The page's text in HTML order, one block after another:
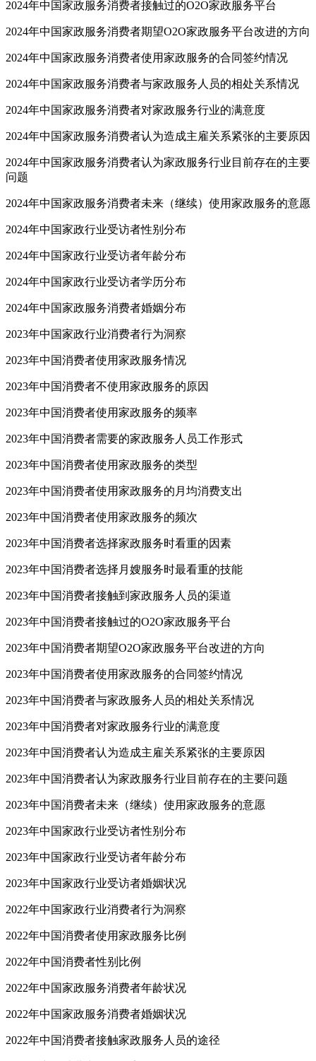
2024年中国家政服务消费者接触过的O2O家政服务平台
2024年中国家政服务消费者期望O2O家政服务平台改进的方向
2024年中国家政服务消费者使用家政服务的合同签约情况
2024年中国家政服务消费者与家政服务人员的相处关系情况
2024年中国家政服务消费者对家政服务行业的满意度
2024年中国家政服务消费者认为造成主雇关系紧张的主要原因
2024年中国家政服务消费者认为家政服务行业目前存在的主要
问题
2024年中国家政服务消费者未来（继续）使用家政服务的意愿
2024年中国家政行业受访者性别分布
2024年中国家政行业受访者年龄分布
2024年中国家政行业受访者学历分布
2024年中国家政服务消费者婚姻分布
2023年中国家政行业消费者行为洞察
2023年中国消费者使用家政服务情况
2023年中国消费者不使用家政服务的原因
2023年中国消费者使用家政服务的频率
2023年中国消费者需要的家政服务人员工作形式
2023年中国消费者使用家政服务的类型
2023年中国消费者使用家政服务的月均消费支出
2023年中国消费者使用家政服务的频次
2023年中国消费者选择家政服务时看重的因素
2023年中国消费者选择月嫂服务时最看重的技能
2023年中国消费者接触到家政服务人员的渠道
2023年中国消费者接触过的O2O家政服务平台
2023年中国消费者期望O2O家政服务平台改进的方向
2023年中国消费者使用家政服务的合同签约情况
2023年中国消费者与家政服务人员的相处关系情况
2023年中国消费者对家政服务行业的满意度
2023年中国消费者认为造成主雇关系紧张的主要原因
2023年中国消费者认为家政服务行业目前存在的主要问题
2023年中国消费者未来（继续）使用家政服务的意愿
2023年中国家政行业受访者性别分布
2023年中国家政行业受访者年龄分布
2023年中国家政行业受访者婚姻状况
2022年中国家政行业消费者行为洞察
2022年中国消费者使用家政服务比例
2022年中国消费者性别比例
2022年中国家政服务消费者年龄状况
2022年中国家政服务消费者婚姻状况
2022年中国消费者接触家政服务人员的途径